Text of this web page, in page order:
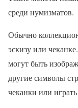
среди нумизматов.
Обычно
эскизу или
могут быть
другие символы
чеканки или